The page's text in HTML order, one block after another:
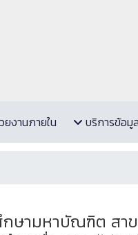
ยงานภายใน บริการข้อมูล
มหาบัณฑิต สาขา